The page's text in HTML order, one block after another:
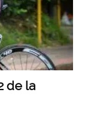
de la